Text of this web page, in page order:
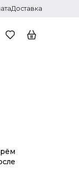
Доставка